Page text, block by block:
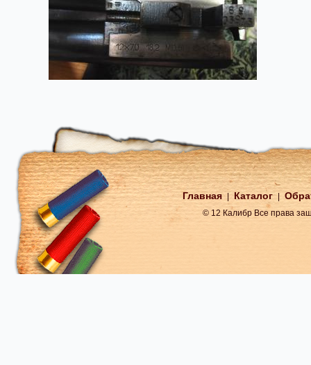
Главная Каталог
© 12 Калибр Все права